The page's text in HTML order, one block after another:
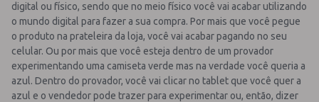
digital ou físico, sendo que no meio físico você vai acabar utilizando
o mundo digital para fazer a sua compra. Por mais que você pegue
o produto na prateleira da loja, você vai acabar pagando no seu
celular. Ou por mais que você esteja dentro de um provador
experimentando uma camiseta verde mas na verdade você queria a
azul. Dentro do provador, você vai clicar no tablet que você quer a
azul e o vendedor pode trazer para experimentar ou, então, dizer